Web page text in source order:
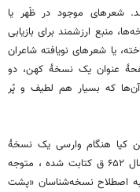
شعرهای موجود در ظَهر یا
منبع ارزشمند برای بازیابی
یا شعرهای نویافته شاعران
عنوان یک نسخۀ کهن، دو
که بسیار هم لطیف و پُر
کیا هنگام وارسی یک نسخۀ
عربی متعلّق به کتابخانۀ بشیرآقای ترکیه که در سال ۶۵۲ ق کتابت شده ، متوجه
اصطلاح نسخه‌شناسان «پشت